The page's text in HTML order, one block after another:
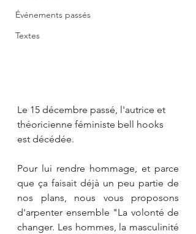
Événements passés
Textes
Le 15 décembre passé, l'autrice et
théoricienne féministe bell hooks
est décédée.
Pour lui rendre hommage, et parce
que ça faisait déjà un peu partie de
nos plans, nous vous proposons
d'arpenter ensemble "La volonté de
changer. Les hommes, la masculinité